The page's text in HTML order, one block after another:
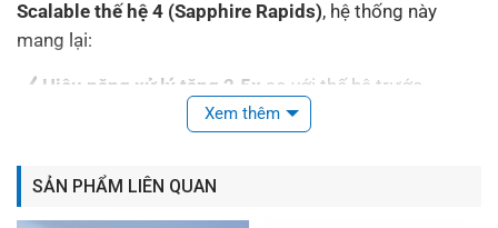
Scalable thế hệ 4 (Sapphire Rapids), hệ thống này
mang lại:
Hiệu năng xử lý tăng 2.5x so với thế hệ trước
Mật độ lưu trữ NVMe cao nhất phân khúc 1U
Bảo mật từ vi xử lý
Xem thêm
SẢN PHẨM LIÊN QUAN